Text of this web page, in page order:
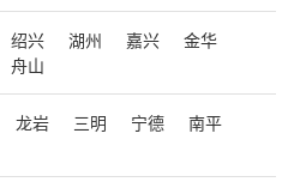
绍兴 湖州 嘉兴
金华
舟山
龙岩 三明 宁德
南平